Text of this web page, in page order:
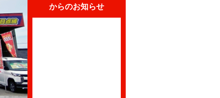
からのお知らせ